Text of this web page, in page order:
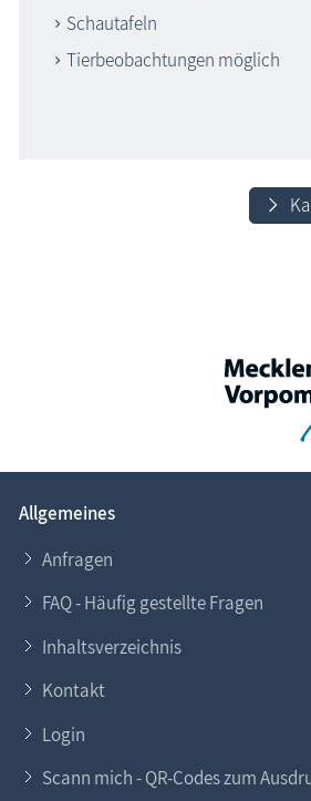
Schautafeln
Tierbeobachtungen möglich
Allgemeines
Anfragen
FAQ - Häufig gestellte Fragen
Inhaltsverzeichnis
Kontakt
Login
Scann mich - QR-Codes zum